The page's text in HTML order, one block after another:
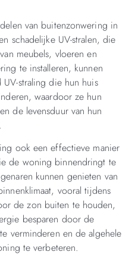
van buitenzonwering in
schadelijke UV-stralen, die
meubels, vloeren en
te installeren, kunnen
straling die hun huis
waardoor ze hun
de levensduur van hun
ook een effectieve manier
de woning binnendringt te
kunnen genieten van
vooral tijdens
de zon buiten te houden,
besparen door de
verminderen en de algehele
te verbeteren.